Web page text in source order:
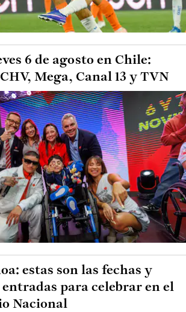
6 de agosto en Chile:
Mega, Canal 13 y TVN
estas son las fechas y
entradas para celebrar en el
Nacional